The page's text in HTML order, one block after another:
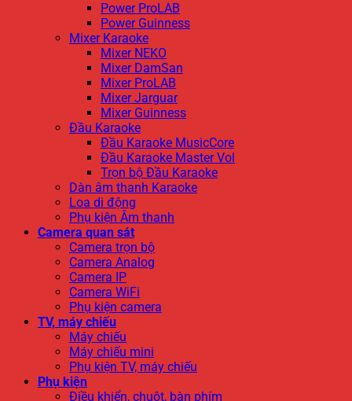
Power ProLAB
Power Guinness
Mixer Karaoke
Mixer NEKO
Mixer DamSan
Mixer ProLAB
Mixer Jarguar
Mixer Guinness
Đầu Karaoke
Đầu Karaoke MusicCore
Đầu Karaoke Master Vol
Trọn bộ Đầu Karaoke
Dàn âm thanh Karaoke
Loa di động
Phụ kiện Âm thanh
Camera quan sát
Camera trọn bộ
Camera Analog
Camera IP
Camera WiFi
Phụ kiện camera
TV, máy chiếu
Máy chiếu
Máy chiếu mini
Phụ kiện TV, máy chiếu
Phụ kiện
Điều khiển, chuột, bàn phím